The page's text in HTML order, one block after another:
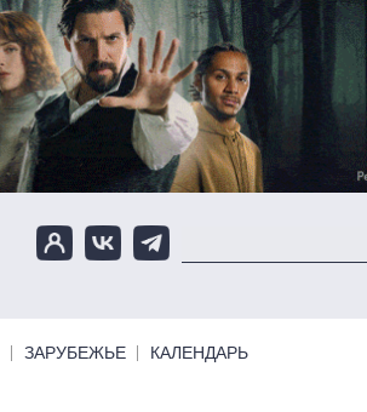
ЗАРУБЕЖЬЕ КАЛЕНДАРЬ